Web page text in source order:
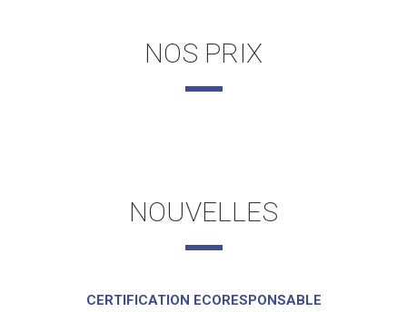
NOS PRIX
NOUVELLES
CERTIFICATION ECORESPONSABLE